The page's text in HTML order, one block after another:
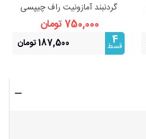
گردنبند آمازونیت راف چیپسی
بدون زنجیر
750,000 تومان
4
قسط 187,500 تومان